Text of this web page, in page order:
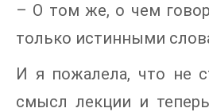
– О том же, о чем
только истинными
И я пожалела, что не
смысл лекции и